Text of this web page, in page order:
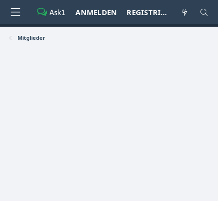
ANMELDEN REGISTRIEREN
Mitglieder